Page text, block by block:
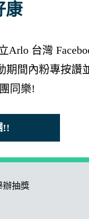
康
台灣
間內粉專按讚
同樂!
!!
辦抽獎